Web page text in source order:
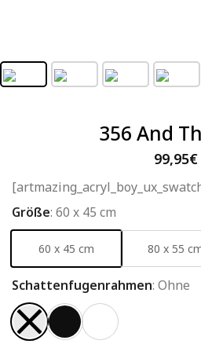
356 And
99,95€
Größe: 60 x 45 cm
60 x 45 cm 80 x 55
Schattenfugenrahmen: Ohne